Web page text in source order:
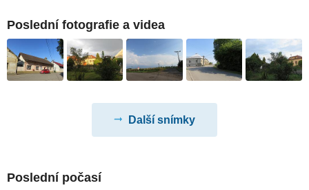
Poslední fotografie a videa
Další snímky
Poslední počasí